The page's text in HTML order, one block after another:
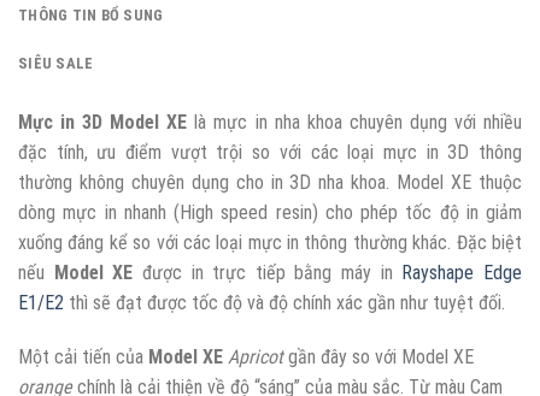
THÔNG TIN BỔ SUNG
SIÊU SALE
Mực in 3D Model XE là mực in nha khoa chuyên dụng với nhiều
đặc tính, ưu điểm vượt trội so với các loại mực in 3D thông
thường không chuyên dụng cho in 3D nha khoa. Model XE thuộc
dòng mực in nhanh (High speed resin) cho phép tốc độ in giảm
xuống đáng kể so với các loại mực in thông thường khác. Đặc biệt
nếu Model XE được in trực tiếp bằng máy in Rayshape Edge
E1/E2 thì sẽ đạt được tốc độ và độ chính xác gần như tuyệt đối.
Một cải tiến của Model XE Apricotgần đây so với Model XE
orangechính là cải thiện về độ “sáng” của màu sắc. Từ màu Cam